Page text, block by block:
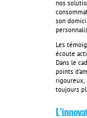
nos
son
Les
écoute
Dans le
points
rigoureux,
toujours